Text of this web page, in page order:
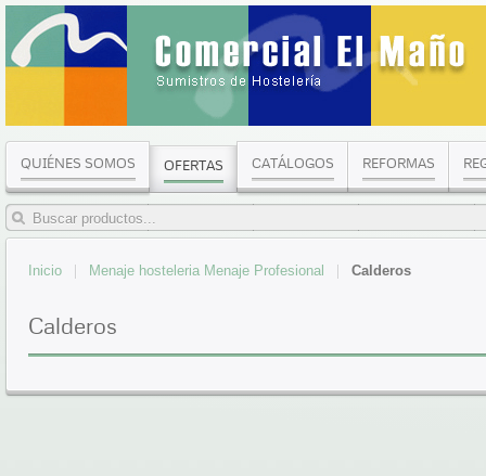
QUIÉNES SOMOS OFERTAS CATÁLOGOS REFORMAS
Inicio Menaje hosteleria Menaje Profesional Calderos
Calderos